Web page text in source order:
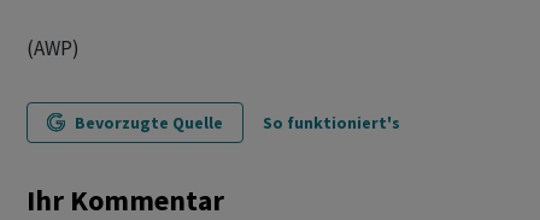
(AWP)
Bevorzugte Quelle So funktioniert's
Ihr Kommentar